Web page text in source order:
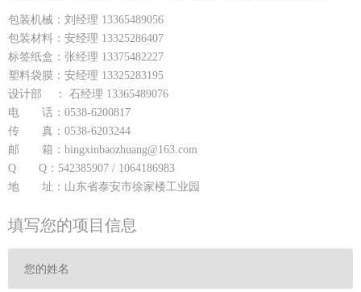
包装机械：刘经理 13365489056
包装材料：安经理 13325286407
标签纸盒：张经理 13375482227
塑料袋膜：安经理 13325283195
设计部 ： 石经理 13365489076
电 话：0538-6200817
传 真：0538-6203244
邮 箱：bingxinbaozhuang@163.com
Q Q：542385907 / 1064186983
地 址：山东省泰安市徐家楼工业园
填写您的项目信息